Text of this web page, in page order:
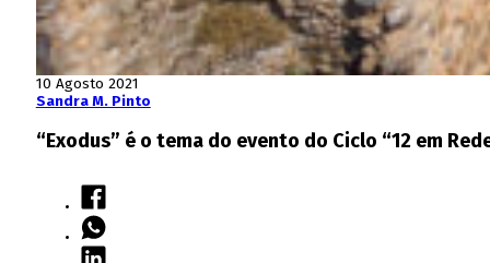
10 Agosto 2021
Sandra M. Pinto
“Exodus” é o tema do evento do Ciclo “12 em